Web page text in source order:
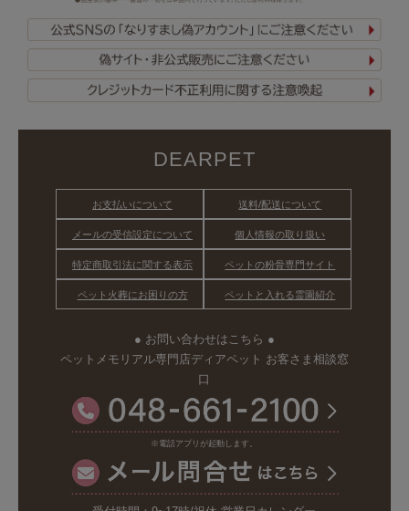
DEARPET
お支払いについて 送料/配送について
メールの受信設定について 個人情報の取り扱い
特定商取引法に関する表示 ペットの粉骨専門サイト
ペット火葬にお困りの方 ペットと入れる霊園紹介
● お問い合わせはこちら ●
ペットメモリアル専門店ディアペット お客さま相談窓
口
※電話アプリが起動します。